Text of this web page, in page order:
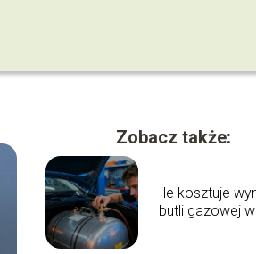
Zobacz także:
Ile kosztuje
butli gazowej w